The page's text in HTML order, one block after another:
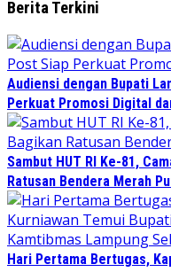
Berita Terkini
Audiensi dengan Bupati
Perkuat Promosi Digital
Sambut HUT RI Ke-81,
Ratusan Bendera Merah
Hari Pertama Bertugas,